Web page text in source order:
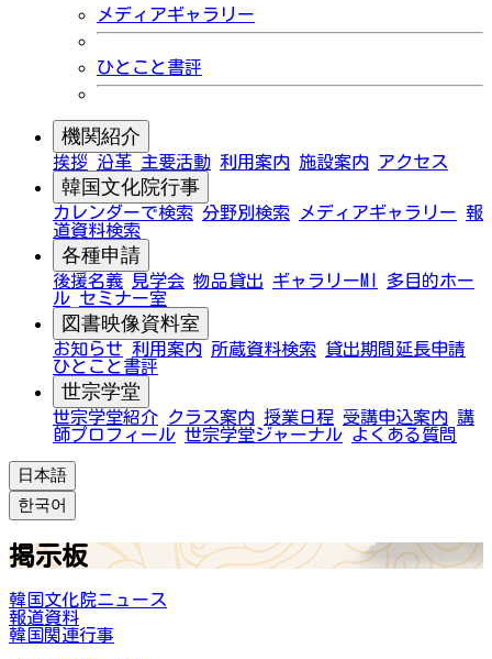
メディアギャラリー
ひとこと書評
機関紹介
挨拶 沿革 主要活動 利用案内 施設案内 アクセス
韓国文化院行事
カレンダーで検索 分野別検索 メディアギャラリー 報
道資料検索
各種申請
後援名義 見学会 物品貸出 ギャラリーMI
多目的ホー
ル セミナー室
図書映像資料室
お知らせ 利用案内 所蔵資料検索
貸出期間延長申請
ひとこと書評
世宗学堂
世宗学堂紹介 クラス案内 授業日程 受講申込案内 講
師プロフィール 世宗学堂ジャーナル よくある質問
日本語
한국어
掲示板
韓国文化院ニュース
報道資料
韓国関連行事